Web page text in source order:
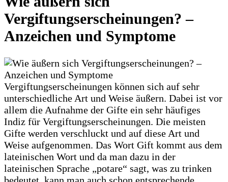
Vergiftungserscheinungen? –
Anzeichen und Symptome
Vergiftungserscheinungen können sich auf sehr
unterschiedliche Art und Weise äußern. Dabei ist vor
allem die Aufnahme der Gifte ein sehr häufiges
Indiz für Vergiftungserscheinungen. Die meisten
Gifte werden verschluckt und auf diese Art und
Weise aufgenommen. Das Wort Gift kommt aus dem
lateinischen Wort und da man dazu in der
lateinischen Sprache „potare“ sagt, was zu trinken